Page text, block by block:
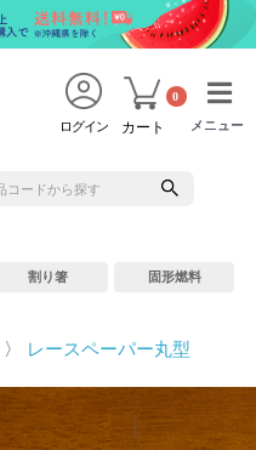
メニュー
メニュー
ログイン カート
0
割り箸 固形燃料
〉 レースペーパー丸型